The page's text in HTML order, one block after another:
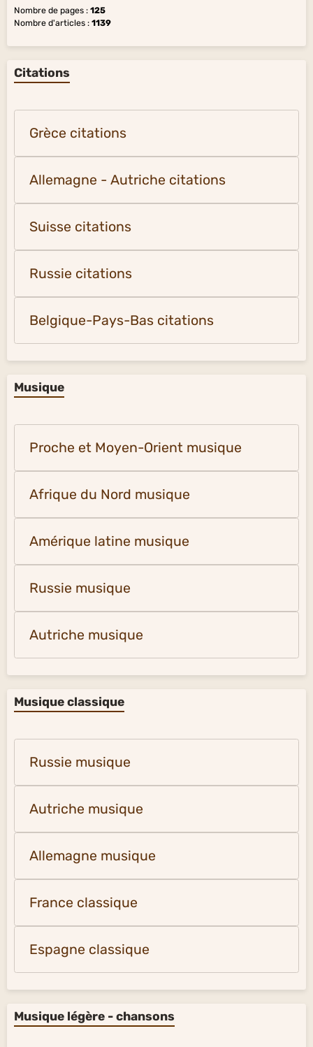
Nombre de pages : 125
Nombre d'articles : 1139
Citations
Grèce citations
Allemagne - Autriche citations
Suisse citations
Russie citations
Belgique-Pays-Bas citations
Musique
Proche et Moyen-Orient musique
Afrique du Nord musique
Amérique latine musique
Russie musique
Autriche musique
Musique classique
Russie musique
Autriche musique
Allemagne musique
France classique
Espagne classique
Musique légère - chansons